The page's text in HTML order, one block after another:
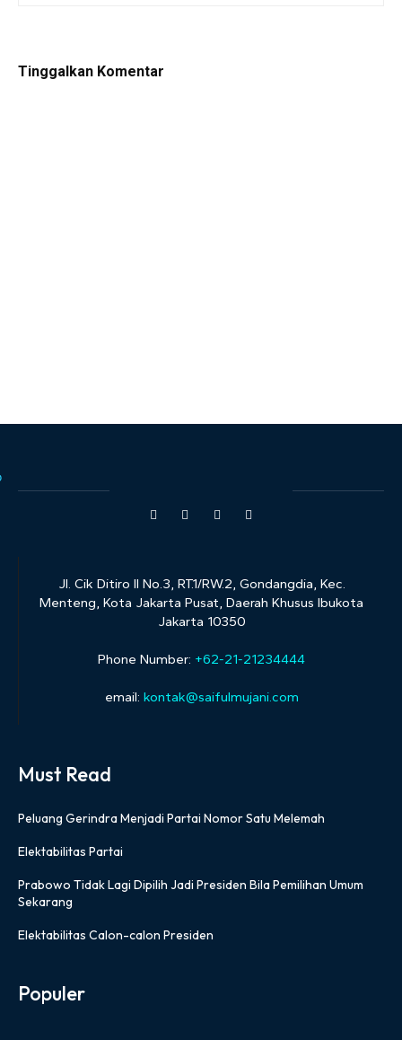
Tinggalkan Komentar
Jl. Cik Ditiro II No.3, RT.1/RW.2, Gondangdia, Kec.
Menteng, Kota Jakarta Pusat, Daerah Khusus Ibukota
Jakarta 10350
Phone Number: +62-21-21234444
email: kontak@saifulmujani.com
Must Read
Peluang Gerindra Menjadi Partai Nomor Satu Melemah
Elektabilitas Partai
Prabowo Tidak Lagi Dipilih Jadi Presiden Bila Pemilihan Umum
Sekarang
Elektabilitas Calon-calon Presiden
Populer